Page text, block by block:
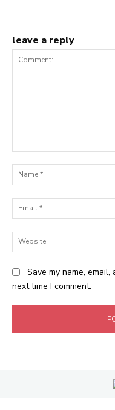
leave a reply
Save my name,
next time I comment.